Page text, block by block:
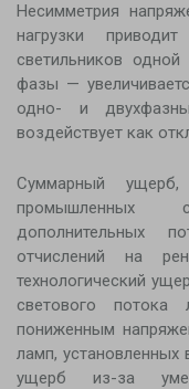
Несимметрия
нагрузки
светильников
фазы —
одно- и
воздействует как
Суммарный ущерб,
промышленных
дополнительных
отчислений на
технологический
светового
пониженным
ламп,
ущерб из-за